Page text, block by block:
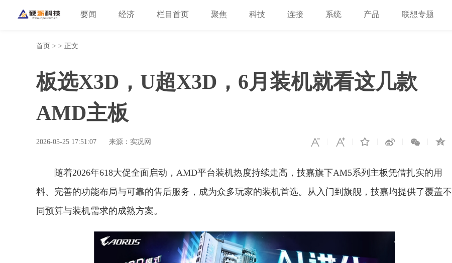
要闻 经济 栏目首页 聚焦 科技 连接 系统 产品 联想专题
首页 > > 正文
板选X3D，U超X3D，6月装机就看这几款
AMD主板
2026-05-25 17:51:07 来源：实况网
随着2026年618大促全面启动，AMD平台装机热度持续走高，技嘉旗下AM5系列主板凭借扎实的用
料、完善的功能布局与可靠的售后服务，成为众多玩家的装机首选。从入门到旗舰，技嘉均提供了覆盖不
同预算与装机需求的成熟方案。